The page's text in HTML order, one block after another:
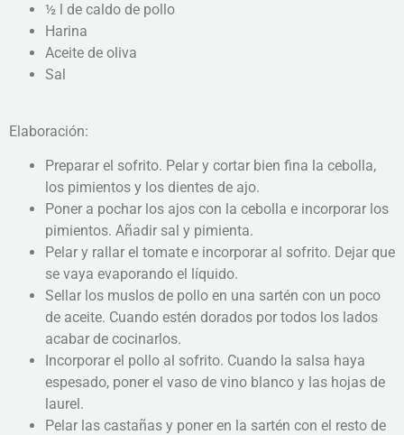
½ l de caldo de pollo
Harina
Aceite de oliva
Sal
Elaboración:
Preparar el sofrito. Pelar y cortar bien fina la cebolla,
los pimientos y los dientes de ajo.
Poner a pochar los ajos con la cebolla e incorporar los
pimientos. Añadir sal y pimienta.
Pelar y rallar el tomate e incorporar al sofrito. Dejar que
se vaya evaporando el líquido.
Sellar los muslos de pollo en una sartén con un poco
de aceite. Cuando estén dorados por todos los lados
acabar de cocinarlos.
Incorporar el pollo al sofrito. Cuando la salsa haya
espesado, poner el vaso de vino blanco y las hojas de
laurel.
Pelar las castañas y poner en la sartén con el resto de